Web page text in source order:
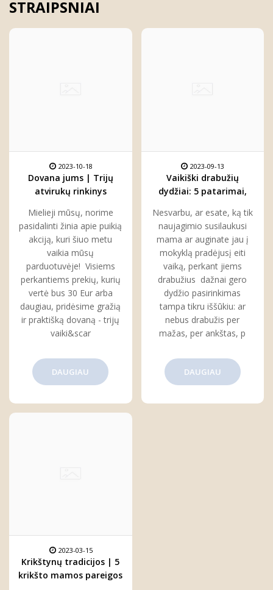
STRAIPSNIAI
2023-10-18
Dovana jums | Trijų
atvirukų rinkinys
Mielieji mūsų, norime
pasidalinti žinia apie puikią
akciją, kuri šiuo metu
vaikia mūsų
parduotuvėje! Visiems
perkantiems prekių, kurių
vertė bus 30 Eur arba
daugiau, pridėsime gražią
ir praktišką dovaną - trijų
vaiki&scar
DAUGIAU
2023-09-13
Vaikiški drabužių
dydžiai: 5 patarimai,
pasirinkti
Nesvarbu, ar esate, ką tik
naujagimio susilaukusi
mama ar auginate jau į
mokyklą pradėjusį eiti
vaiką, perkant jiems
drabužius dažnai gero
dydžio pasirinkimas
tampa tikru iššūkiu: ar
nebus drabužis per
mažas, per ankštas, p
DAUGIAU
2023-03-15
Krikštynų tradicijos | 5
krikšto mamos pareigos